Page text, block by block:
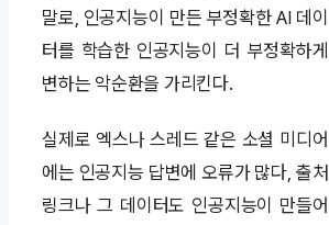
말로, 인공지능이 만든 부정확한 AI 데이
터를 학습한 인공지능이 더 부정확하게
변하는 악순환을 가리킨다.
실제로 엑스나 스레드 같은 소셜 미디어
에는 인공지능 답변에 오류가 많다, 출처
링크나 그 데이터도 인공지능이 만들어